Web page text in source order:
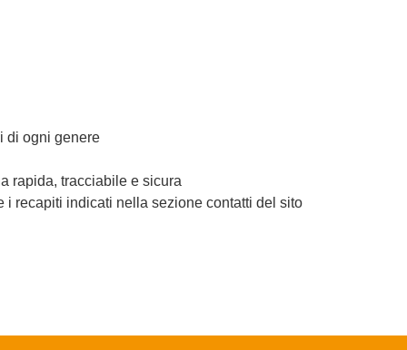
di ogni genere
rapida, tracciabile e sicura
recapiti indicati nella sezione contatti del sito